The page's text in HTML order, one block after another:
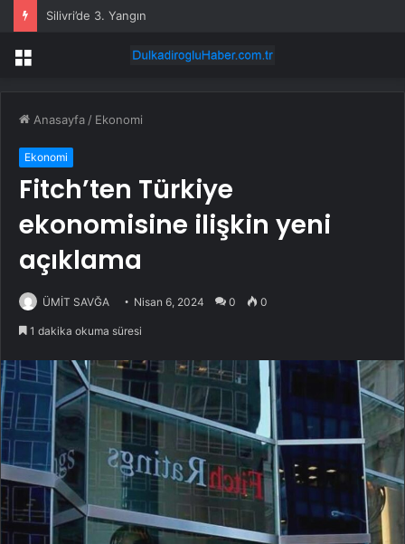
Silivri’de 3. Yangın
Menü
Anasayfa / Ekonomi
Ekonomi
Fitch’ten Türkiye
ekonomisine ilişkin yeni
açıklama
ÜMİT SAVĞA Nisan 6, 2024 0 0
1 dakika okuma süresi